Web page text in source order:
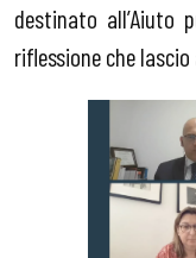
destinato all’Aiuto
riflessione che